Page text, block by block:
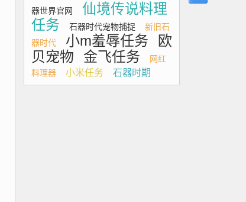
器世界官网
仙境传说料理
任务
石器时代宠物捕捉
新旧石
器时代
小m羞辱任务
欧
贝宠物
金飞任务
网红
料理器
小米任务 石器时期